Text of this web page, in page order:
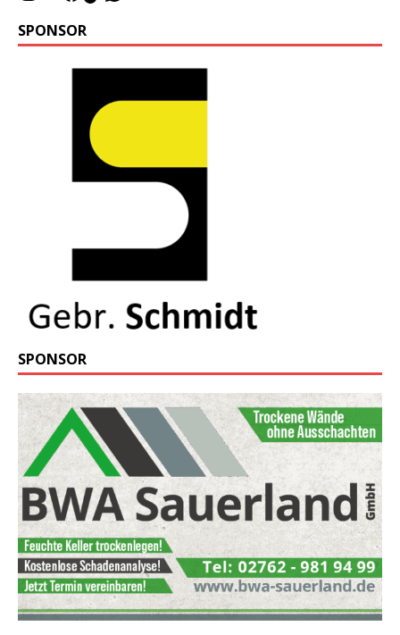
SPONSOR
SPONSOR